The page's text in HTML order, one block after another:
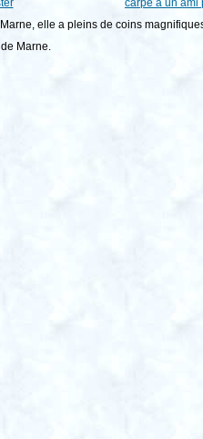
elle a pleins de coins
Marne.